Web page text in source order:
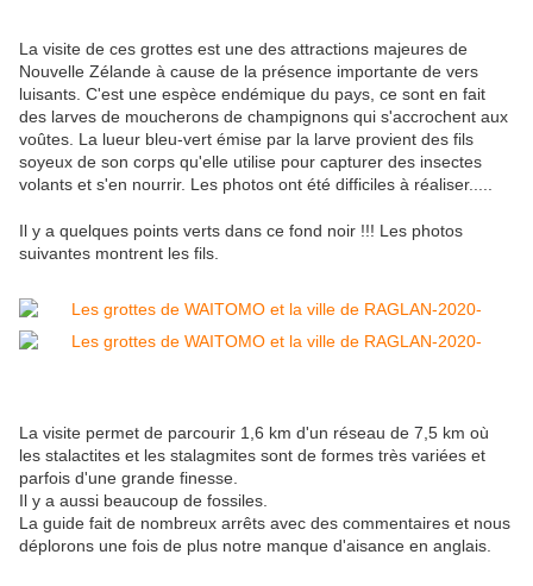
La visite de ces grottes est une des attractions majeures de
Nouvelle Zélande à cause de la présence importante de vers
luisants. C'est une espèce endémique du pays, ce sont en fait
des larves de moucherons de champignons qui s'accrochent aux
voûtes. La lueur bleu-vert émise par la larve provient des fils
soyeux de son corps qu'elle utilise pour capturer des insectes
volants et s'en nourrir. Les photos ont été difficiles à réaliser.....
Il y a quelques points verts dans ce fond noir !!! Les photos
suivantes montrent les fils.
La visite permet de parcourir 1,6 km d'un réseau de 7,5 km où
les stalactites et les stalagmites sont de formes très variées et
parfois d'une grande finesse.
Il y a aussi beaucoup de fossiles.
La guide fait de nombreux arrêts avec des commentaires et nous
déplorons une fois de plus notre manque d'aisance en anglais.